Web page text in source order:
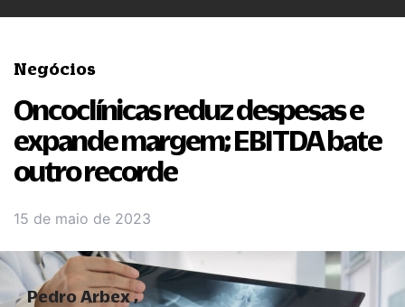
Negócios
Oncoclínicas reduz despesas e
expande margem; EBITDA bate
outro recorde
15 de maio de 2023
Pedro Arbex